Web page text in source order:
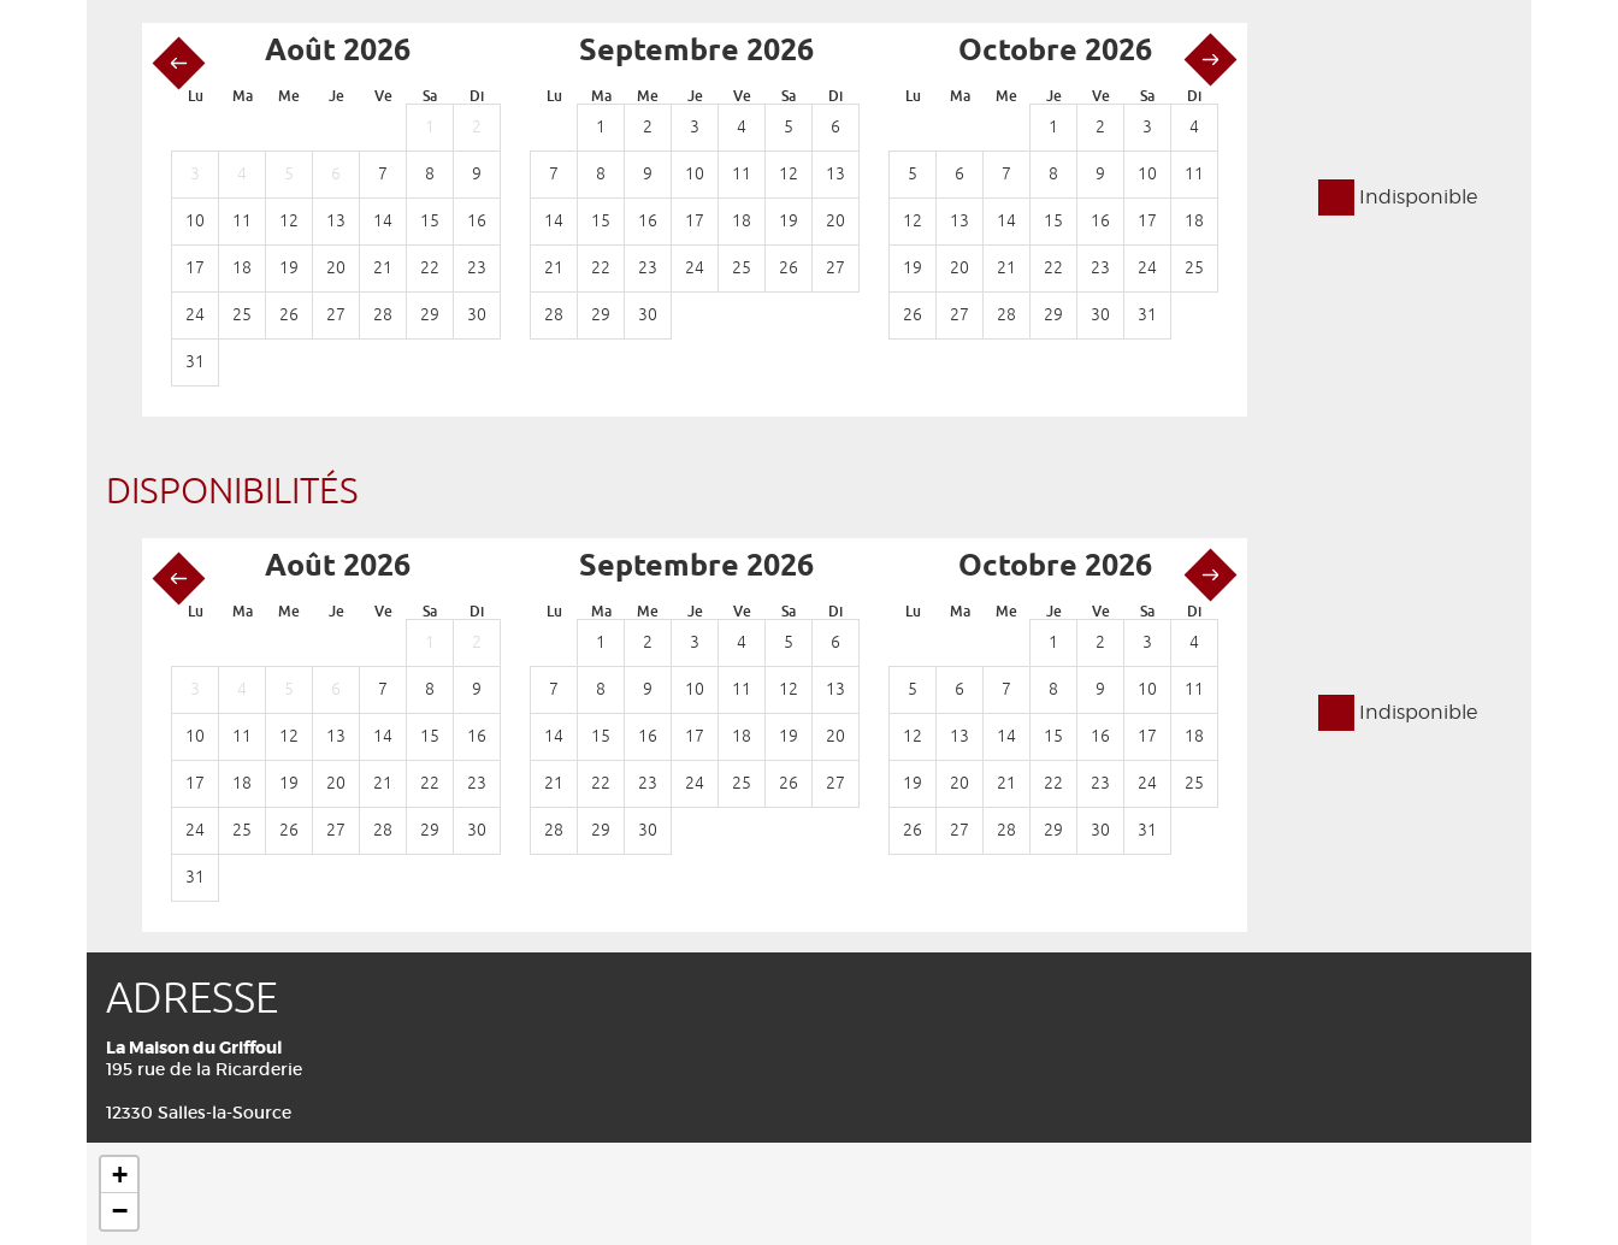
Août 2026
Lu Ma Me Je Ve Sa Di
1 2
3 4 5 6 7 8 9
10 11 12 13 14 15 16
17 18 19 20 21 22 23
24 25 26 27 28 29 30
31
Septembre 2026
Lu Ma Me Je Ve Sa Di
1 2 3 4 5 6
7 8 9 10 11 12 13
14 15 16 17 18 19 20
21 22 23 24 25 26 27
28 29 30
Octobre 2026
Lu Ma Me Je Ve Sa Di
1 2 3 4
5 6 7 8 9 10 11
12 13 14 15 16 17 18
19 20 21 22 23 24 25
26 27 28 29 30 31
10
Indisponible
DISPONIBILITÉS
Août 2026
Lu Ma Me Je Ve Sa Di
1 2
3 4 5 6 7 8 9
10 11 12 13 14 15 16
17 18 19 20 21 22 23
24 25 26 27 28 29 30
31
Septembre 2026
Lu Ma Me Je Ve Sa Di
1 2 3 4 5 6
7 8 9 10 11 12 13
14 15 16 17 18 19 20
21 22 23 24 25 26 27
28 29 30
Octobre 2026
Lu Ma Me Je Ve Sa Di
1 2 3 4
5 6 7 8 9 10 11
12 13 14 15 16 17 18
19 20 21 22 23 24 25
26 27 28 29 30 31
10
Indisponible
ADRESSE
La Maison du Griffoul
195 rue de la Ricarderie
12330 Salles-la-Source
+
−